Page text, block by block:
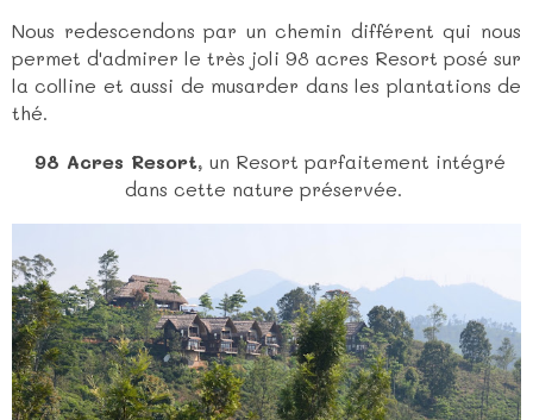
Nous redescendons par un chemin différent qui nous
permet d'admirer le très joli 98 acres Resort posé sur
la colline et aussi de musarder dans les plantations de
thé.
98 Acres Resort, un Resort parfaitement intégré
dans cette nature préservée.